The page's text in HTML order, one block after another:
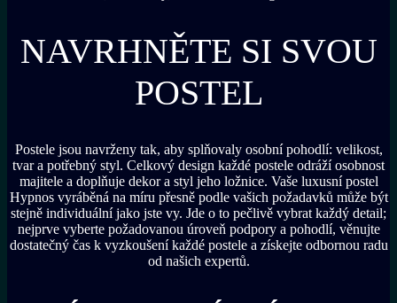
NAVRHNĚTE SI SVOU
POSTEL
Postele jsou navrženy tak, aby splňovaly osobní pohodlí: velikost,
tvar a potřebný styl. Celkový design každé postele odráží osobnost
majitele a doplňuje dekor a styl jeho ložnice. Vaše luxusní postel
Hypnos vyráběná na míru přesně podle vašich požadavků může být
stejně individuální jako jste vy. Jde o to pečlivě vybrat každý detail;
nejprve vyberte požadovanou úroveň podpory a pohodlí, věnujte
dostatečný čas k vyzkoušení každé postele a získejte odbornou radu
od našich expertů.